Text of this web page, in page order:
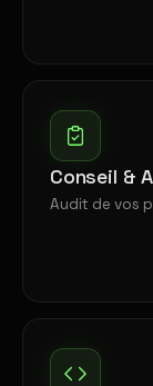
Conseil &
Audit de vos